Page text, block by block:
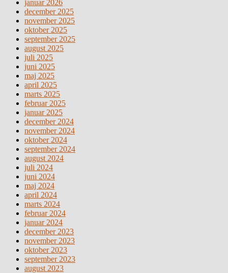
januar 2026
december 2025
november 2025
oktober 2025
september 2025
august 2025
juli 2025
juni 2025
maj 2025
april 2025
marts 2025
februar 2025
januar 2025
december 2024
november 2024
oktober 2024
september 2024
august 2024
juli 2024
juni 2024
maj 2024
april 2024
marts 2024
februar 2024
januar 2024
december 2023
november 2023
oktober 2023
september 2023
august 2023